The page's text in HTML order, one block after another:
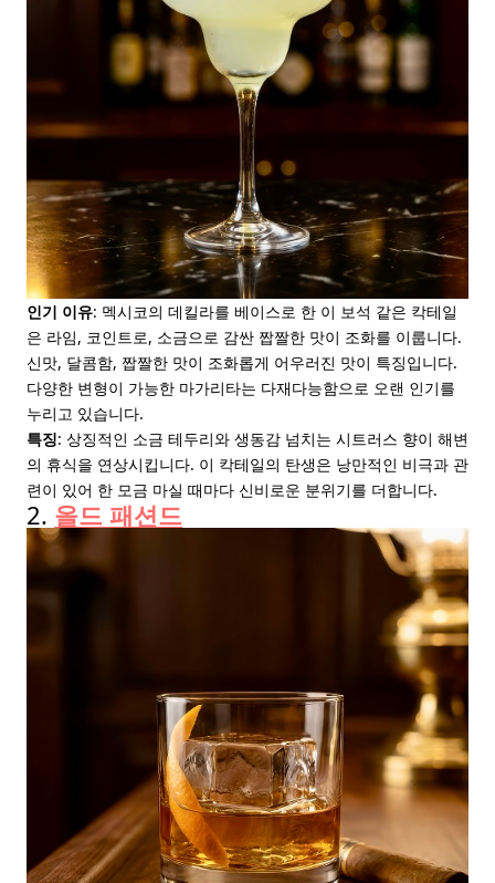
인기 이유: 멕시코의 데킬라를 베이스로 한 이 보석 같은 칵테일
은 라임, 코인트로, 소금으로 감싼 짭짤한 맛이 조화를 이룹니다.
신맛, 달콤함, 짭짤한 맛이 조화롭게 어우러진 맛이 특징입니다.
다양한 변형이 가능한 마가리타는 다재다능함으로 오랜 인기를
누리고 있습니다.
특징: 상징적인 소금 테두리와 생동감 넘치는 시트러스 향이 해변
의 휴식을 연상시킵니다. 이 칵테일의 탄생은 낭만적인 비극과 관
련이 있어 한 모금 마실 때마다 신비로운 분위기를 더합니다.
2. 올드 패션드